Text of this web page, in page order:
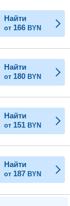
Найти
от 166 BYN
Найти
от 180 BYN
Найти
от 151 BYN
Найти
от 187 BYN